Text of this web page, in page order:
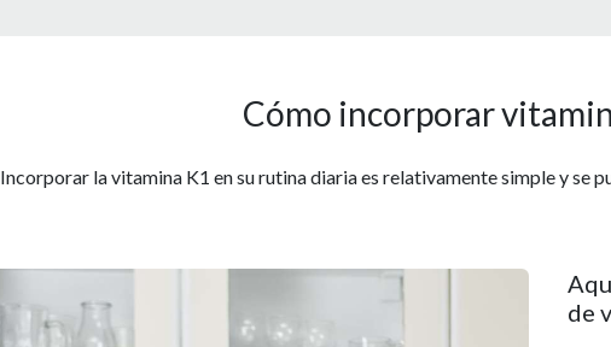
Cómo incorporar
Incorporar la vitamina K1 en su rutina diaria es relativamente simple y se
de